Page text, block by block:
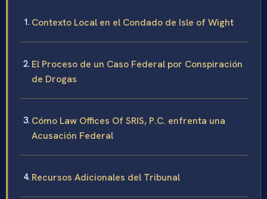
Contexto Local en el Condado de Isle of Wight
El Proceso de un Caso Federal por Conspiración
de Drogas
Cómo Law Offices Of SRIS, P.C. enfrenta una
Acusación Federal
Recursos Adicionales del Tribunal